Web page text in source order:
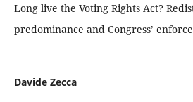
Long live the Voting Rights Act?
predominance and Congress’
Davide Zecca